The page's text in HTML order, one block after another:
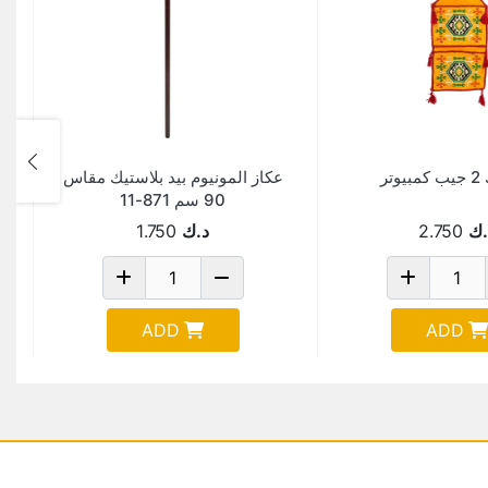
2.750
ADD
عكاز المونيوم بيد بلاستيك مقاس
90 سم 871-11
د.ك 1.750
ADD